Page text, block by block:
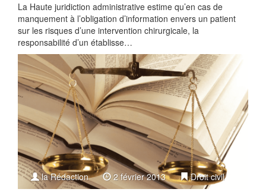
La Haute juridiction administrative estime qu’en cas de
manquement à l’obligation d’information envers un patient
sur les risques d’une intervention chirurgicale, la
responsabilité d’un établisse…
la Rédaction 2 février 2013 Droit civil